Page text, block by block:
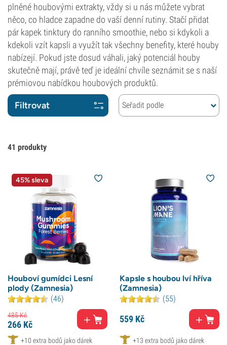
plněné houbovými extrakty, vždy si u nás můžete vybrat
něco, co hladce zapadne do vaší denní rutiny. Stačí přidat
pár kapek tinktury do ranního smoothie, nebo si kdykoli a
kdekoli vzít kapsli a využít tak všechny benefity, které houby
nabízejí. Pokud jste dosud váhali, jaký potenciál houby
skutečně mají, právě teď je ideální chvíle seznámit se s naší
prémiovou nabídkou houbových produktů.
Filtrovat Seřadit podle
41 produkty
45% sleva
Houboví gumídci Lesní
plody (Zamnesia)
(46)
485Kč
266 Kč
+10 extra bodů jako dárek
Kapsle s houbou lví hříva
(Zamnesia)
(55)
559 Kč
+13 extra bodů jako dárek